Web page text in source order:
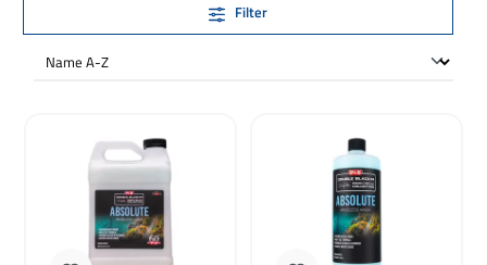
Filter